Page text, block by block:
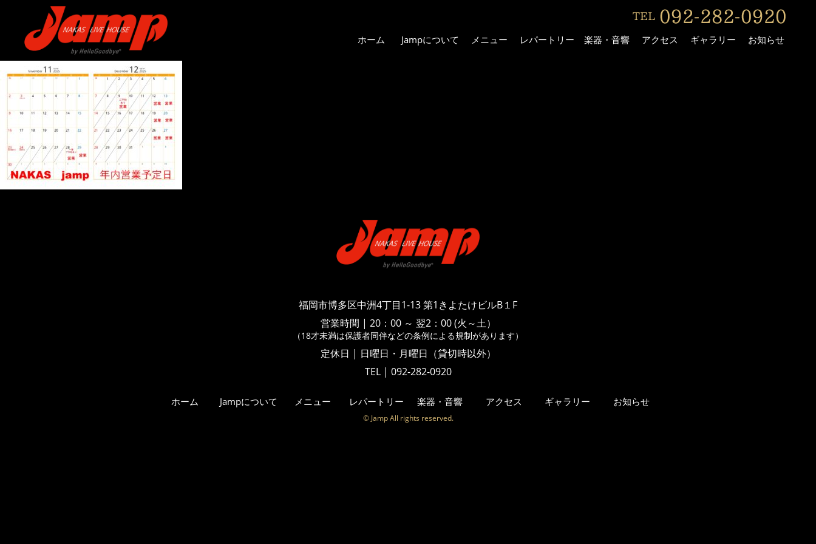
ホーム Jampについて メニュー レパートリー 楽器・音響 アクセス ギャラリー お知らせ
福岡市博多区中洲4丁目1-13第1きよたけビルB１F
営業時間 | 20：00 ～ 翌2：00 (火～土）
（18才未満は保護者同伴などの条例による規制があります）
定休日 | 日曜日・月曜日（貸切時以外）
TEL | 092-282-0920
ホーム Jampについて メニュー レパートリー 楽器・音響 アクセス ギャラリー お知らせ
© Jamp All rights reserved.